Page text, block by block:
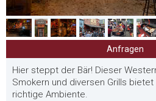
Anfragen
Hier steppt der Bär! Dieser
Smokern und diversen Grills
richtige Ambiente.